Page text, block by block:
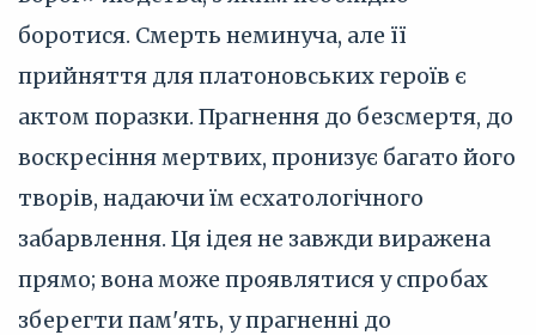
боротися. Смерть неминуча, але її
прийняття для платоновських героїв є
актом поразки. Прагнення до безсмертя, до
воскресіння мертвих, пронизує багато його
творів, надаючи їм есхатологічного
забарвлення. Ця ідея не завжди виражена
прямо; вона може проявлятися у спробах
зберегти пам'ять, у прагненні до